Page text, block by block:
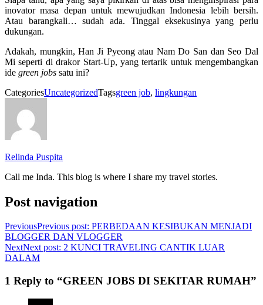
inovator masa depan untuk mewujudkan Indonesia lebih bersih.
Atau barangkali… sudah ada. Tinggal eksekusinya yang perlu
dukungan.
Adakah, mungkin, Han Ji Pyeong atau Nam Do San dan Seo Dal
Mi seperti di drakor Start-Up, yang tertarik untuk mengembangkan
ide green jobs satu ini?
CategoriesUncategorizedTagsgreen job, lingkungan
Relinda Puspita
Call me Inda. This blog is where I share my travel stories.
Post navigation
PreviousPrevious post: PERBEDAAN KESIBUKAN MENJADI
BLOGGER DAN VLOGGER
NextNext post: 2 KUNCI TRAVELING CANTIK LUAR
DALAM
1 Reply to “GREEN JOBS DI SEKITAR RUMAH”